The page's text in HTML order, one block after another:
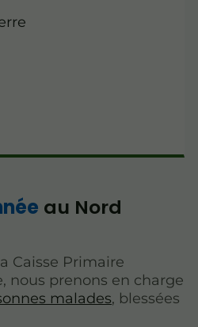
au Nord
Caisse Primaire
nous prenons en charge
malades, blessées